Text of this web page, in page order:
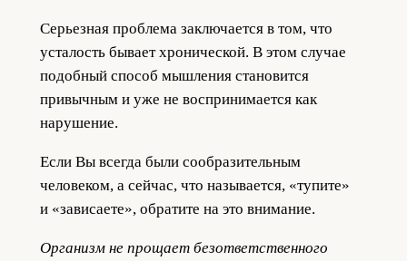
Серьезная проблема заключается в том, что
усталость бывает хронической. В этом случае
подобный способ мышления становится
привычным и уже не воспринимается как
нарушение.
Если Вы всегда были сообразительным
человеком, а сейчас, что называется, «тупите»
и «зависаете», обратите на это внимание.
Организм не прощает безответственного